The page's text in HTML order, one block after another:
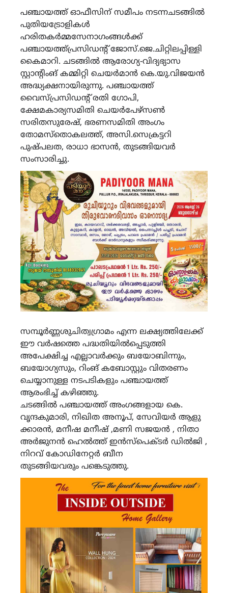
പഞ്ചായത്ത് ഓഫീസിന് സമീപം നടന്നചടങ്ങില്‍
പുതിയട്രോളികള്‍
ഹരിതകര്‍മ്മസേനാഗംങ്ങള്‍ക്ക്
പഞ്ചായത്ത്പ്രസിഡന്റ് ജോസ്.ജെ.ചിറ്റിലപ്പിള്ളി
കൈമാറി. ചടങ്ങില്‍ ആരോഗ്യ-വിദ്യഭ്യാസ
സ്റ്റാന്റിംങ് കമ്മിറ്റി ചെയര്‍മാന്‍ കെ.യു.വിജയന്‍
അദ്ധ്യക്ഷനായിരുന്നു. പഞ്ചായത്ത്
വൈസ്പ്രസിഡന്റ് രതി ഗോപി,
ക്ഷേമകാര്യസമിതി ചെയര്‍പേഴ്‌സണ്‍
സരിതസുരേഷ്, ഭരണസമിതി അംഗം
തോമസ്‌തൊകലത്ത്, അസി.സെക്രട്ടറി
പുഷ്പലത, രാധാ ഭാസൻ, തുടങ്ങിയവര്‍
സംസാരിച്ചു.
സമ്പൂര്‍ണ്ണശുചിത്വഗ്രാമം എന്ന ലക്ഷ്യത്തിലേക്ക്
ഈ വര്‍ഷത്തെ പദ്ധതിയില്‍പ്പെടുത്തി
അപേക്ഷിച്ച എല്ലാവര്‍ക്കും ബയോബിന്നും,
ബയോഗ്യസും, റിംങ് കബോസ്റ്റും വിതരണം
ചെയ്യാനുള്ള നടപടികളും പഞ്ചായത്ത്
ആരംഭിച്ച് കഴിഞ്ഞു.
ചടങ്ങിൽ പഞ്ചായത്ത് അംഗങ്ങളായ കെ.
വൃന്ദകുമാരി, നിഖിത അനൂപ്, സേവിയർ ആളു
ക്കാരൻ, മനീഷ മനീഷ് ,മണി സജയൻ , നിതാ
അർജുനൻ ഹെൽത്ത് ഇൻസ്പെക്ടർ ഡിൽജി ,
നിറവ് കോഡിനേറ്റർ ബീന
തുടങ്ങിയവരും പങ്കെടുത്തു.